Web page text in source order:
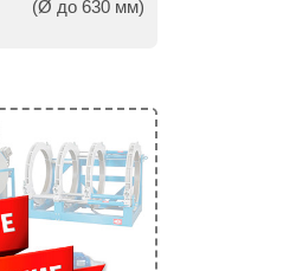
(Ø до 630 мм)